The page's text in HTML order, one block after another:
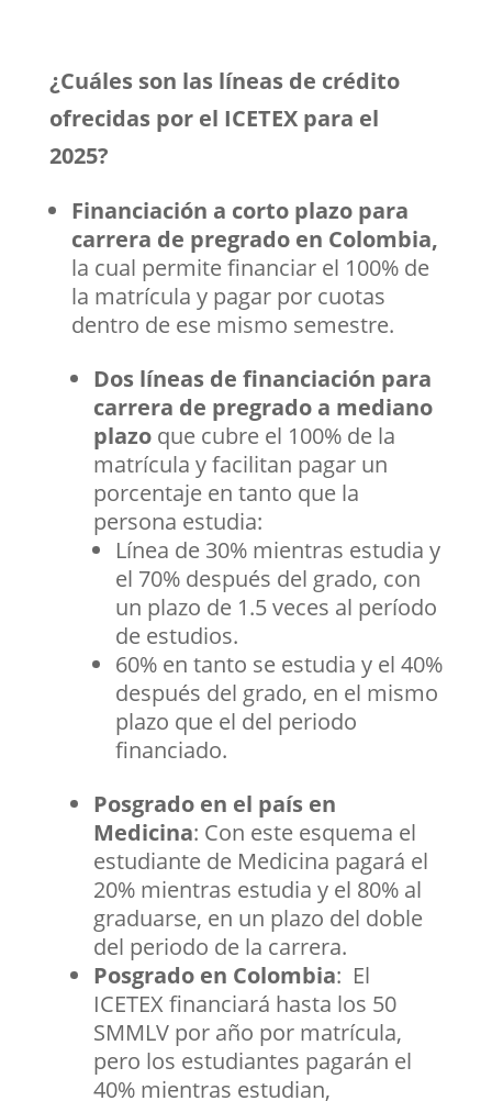
¿Cuáles son las líneas de crédito
ofrecidas por el ICETEX para el
2025?
Financiación a corto plazo para
carrera de pregrado en Colombia,
la cual permite financiar el 100% de
la matrícula y pagar por cuotas
dentro de ese mismo semestre.
Dos líneas de financiación para
carrera de pregrado a mediano
plazo que cubre el 100% de la
matrícula y facilitan pagar un
porcentaje en tanto que la
persona estudia:
Línea de 30% mientras estudia y
el 70% después del grado, con
un plazo de 1.5 veces al período
de estudios.
60% en tanto se estudia y el 40%
después del grado, en el mismo
plazo que el del periodo
financiado.
Posgrado en el país en
Medicina: Con este esquema el
estudiante de Medicina pagará el
20% mientras estudia y el 80% al
graduarse, en un plazo del doble
del periodo de la carrera.
Posgrado en Colombia: El
ICETEX financiará hasta los 50
SMMLV por año por matrícula,
pero los estudiantes pagarán el
40% mientras estudian,